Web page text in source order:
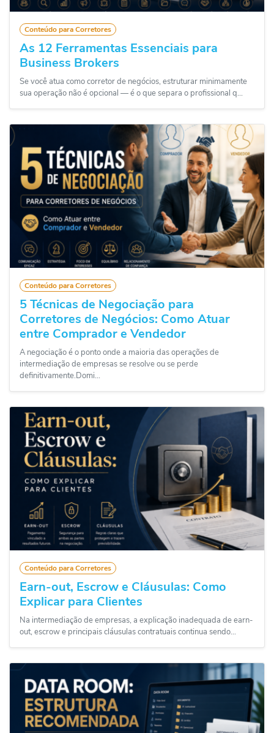
Conteúdo para Corretores
As 12 Ferramentas Essenciais para
Business Brokers
Se você atua como corretor de negócios, estruturar minimamente
sua operação não é opcional — é o que separa o profissional q...
Conteúdo para Corretores
5 Técnicas de Negociação para
Corretores de Negócios: Como Atuar
entre Comprador e Vendedor
A negociação é o ponto onde a maioria das operações de
intermediação de empresas se resolve ou se perde
definitivamente.Domi...
Conteúdo para Corretores
Earn-out, Escrow e Cláusulas: Como
Explicar para Clientes
Na intermediação de empresas, a explicação inadequada de earn-
out, escrow e principais cláusulas contratuais continua sendo...